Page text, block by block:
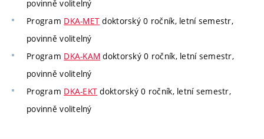
povinně volitelný
Program DKA-MET doktorský 0 ročník, letní semestr,
povinně volitelný
Program DKA-KAM doktorský 0 ročník, letní semestr,
povinně volitelný
Program DKA-EKT doktorský 0 ročník, letní semestr,
povinně volitelný